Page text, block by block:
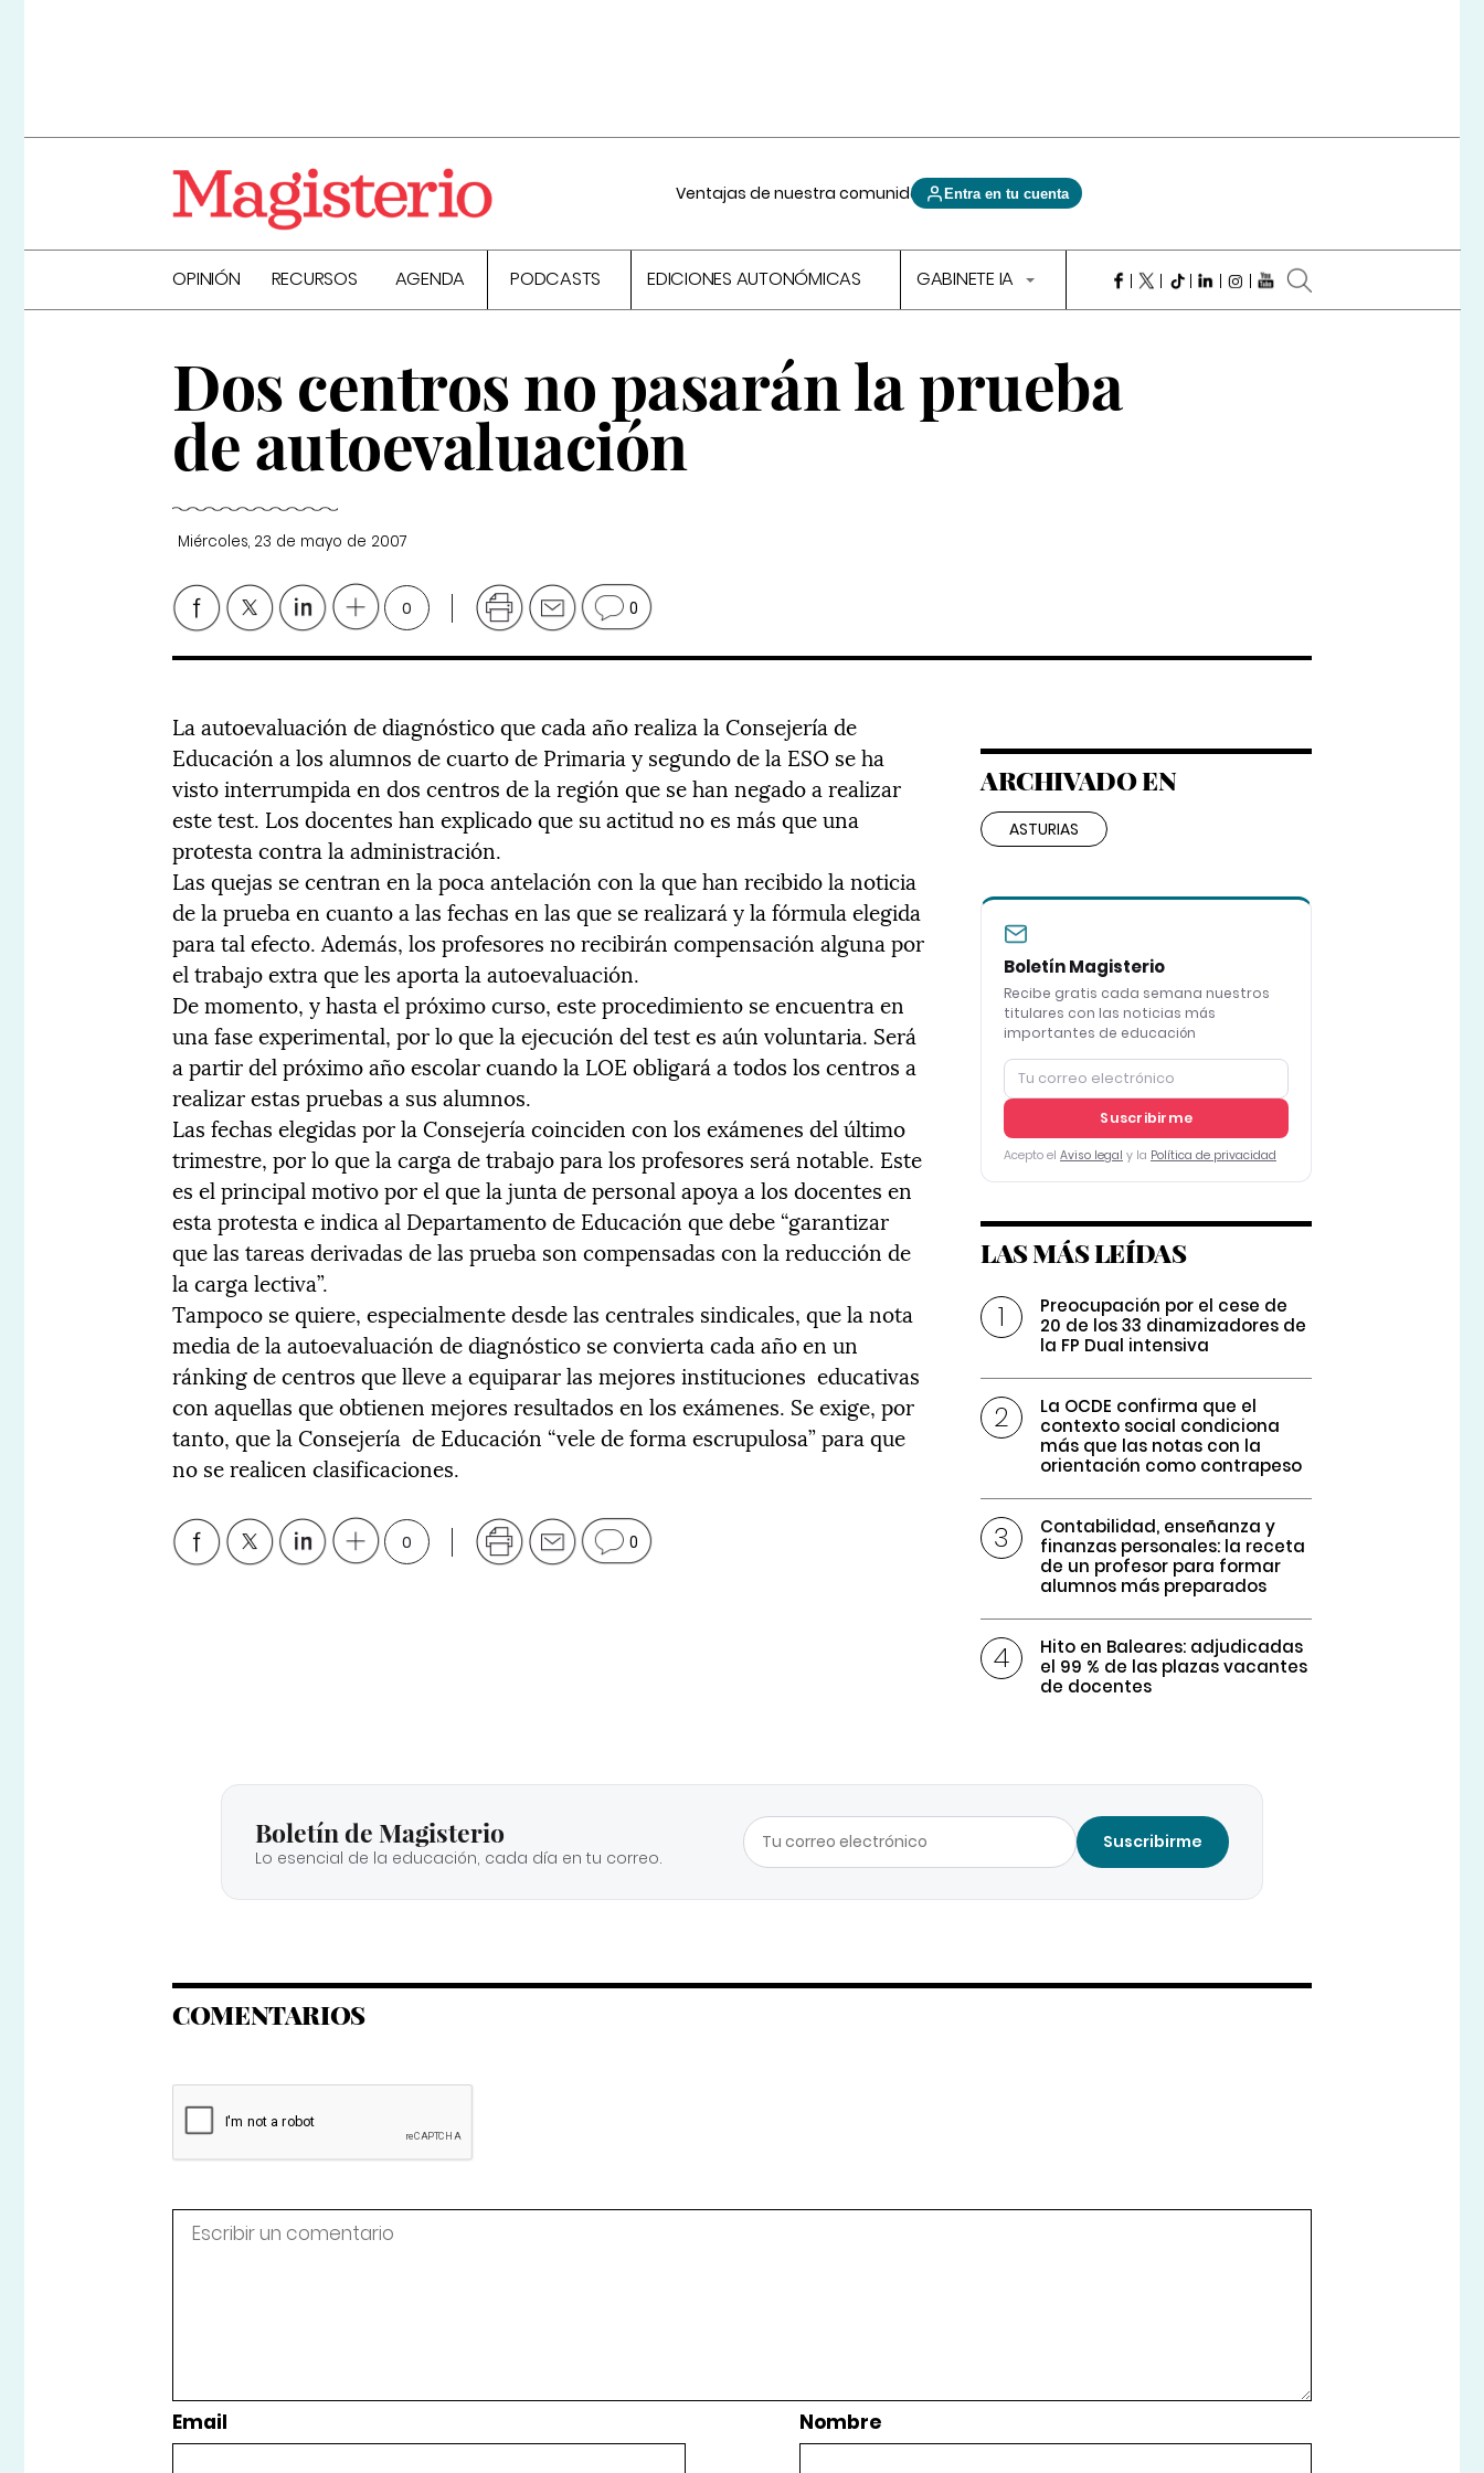
Ventajas de nuestra comunidad Entra en tu cuenta
OPINIÓN RECURSOS AGENDA PODCASTS EDICIONES AUTONÓMICAS GABINETE IA
Dos centros no pasarán la prueba
de autoevaluación
Miércoles, 23 de mayo de 2007
0 0
La autoevaluación de diagnóstico que cada año realiza la Consejería de
Educación a los alumnos de cuarto de Primaria y segundo de la ESO se ha
visto interrumpida en dos centros de la región que se han negado a realizar
este test. Los docentes han explicado que su actitud no es más que una
protesta contra la administración.
Las quejas se centran en la poca antelación con la que han recibido la noticia
de la prueba en cuanto a las fechas en las que se realizará y la fórmula elegida
para tal efecto. Además, los profesores no recibirán compensación alguna por
el trabajo extra que les aporta la autoevaluación.
De momento, y hasta el próximo curso, este procedimiento se encuentra en
una fase experimental, por lo que la ejecución del test es aún voluntaria. Será
a partir del próximo año escolar cuando la LOE obligará a todos los centros a
realizar estas pruebas a sus alumnos.
Las fechas elegidas por la Consejería coinciden con los exámenes del último
trimestre, por lo que la carga de trabajo para los profesores será notable. Este
es el principal motivo por el que la junta de personal apoya a los docentes en
esta protesta e indica al Departamento de Educación que debe “garantizar
que las tareas derivadas de las prueba son compensadas con la reducción de
la carga lectiva”.
Tampoco se quiere, especialmente desde las centrales sindicales, que la nota
media de la autoevaluación de diagnóstico se convierta cada año en un
ránking de centros que lleve a equiparar las mejores instituciones educativas
con aquellas que obtienen mejores resultados en los exámenes. Se exige, por
tanto, que la Consejería de Educación “vele de forma escrupulosa” para que
no se realicen clasificaciones.
0 0
ARCHIVADO EN
ASTURIAS
Boletín Magisterio
Recibe gratis cada semana nuestros
titulares con las noticias más
importantes de educación
Suscribirme
Acepto el Aviso legal y la Política de privacidad
LAS MÁS LEÍDAS
Preocupación por el cese de
20 de los 33 dinamizadores de
la FP Dual intensiva
La OCDE confirma que el
contexto social condiciona
más que las notas con la
orientación como contrapeso
Contabilidad, enseñanza y
finanzas personales: la receta
de un profesor para formar
alumnos más preparados
Hito en Baleares: adjudicadas
el 99 % de las plazas vacantes
de docentes
Boletín de Magisterio
Lo esencial de la educación, cada día en tu correo.
Suscribirme
COMENTARIOS
Email Nombre